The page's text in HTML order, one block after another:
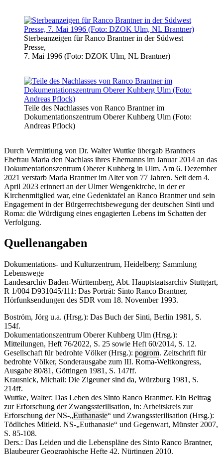
Sterbeanzeigen für Ranco Brantner in der Südwest
Presse,
7. Mai 1996 (Foto: DZOK Ulm, NL Brantner)
Teile des Nachlasses von Ranco Brantner im
Dokumentationszentrum Oberer Kuhberg Ulm (Foto:
Andreas Pflock)
Durch Vermittlung von Dr. Walter Wuttke übergab Brantners
Ehefrau Maria den Nachlass ihres Ehemanns im Januar 2014 an das
Dokumentationszentrum Oberer Kuhberg in Ulm. Am 6. Dezember
2021 verstarb Maria Brantner im Alter von 77 Jahren. Seit dem 4.
April 2023 erinnert an der Ulmer Wengenkirche, in der er
Kirchenmitglied war, eine Gedenktafel an Ranco Brantner und sein
Engagement in der Bürgerrechtsbewegung der deutschen Sinti und
Roma: die Würdigung eines engagierten Lebens im Schatten der
Verfolgung.
Quellenangaben
Dokumentations- und Kulturzentrum, Heidelberg: Sammlung
Lebenswege
Landesarchiv Baden-Württemberg, Abt. Hauptstaatsarchiv Stuttgart,
R 1/004 D931045/111: Das Porträt: Sinto Ranco Brantner,
Hörfunksendungen des SDR vom 18. November 1993.
Boström, Jörg u.a. (Hrsg.): Das Buch der Sinti, Berlin 1981, S.
154f.
Dokumentationszentrum Oberer Kuhberg Ulm (Hrsg.):
Mitteilungen, Heft 76/2022, S. 25 sowie Heft 60/2014, S. 12.
Gesellschaft für bedrohte Völker (Hrsg.): pogrom. Zeitschrift für
bedrohte Völker, Sonderausgabe zum III. Roma-Weltkongress,
Ausgabe 80/81, Göttingen 1981, S. 147ff.
Krausnick, Michail: Die Zigeuner sind da, Würzburg 1981, S.
214ff.
Wuttke, Walter: Das Leben des Sinto Ranco Brantner. Ein Beitrag
zur Erforschung der Zwangssterilisation, in: Arbeitskreis zur
Erforschung der NS-„Euthanasie“ und Zwangssterilisation (Hrsg.):
Tödliches Mitleid. NS-„Euthanasie“ und Gegenwart, Münster 2007,
S. 85-108.
Ders.: Das Leiden und die Lebenspläne des Sinto Ranco Brantner,
Blaubeurer Geographische Hefte 42, Nürtingen 2010.